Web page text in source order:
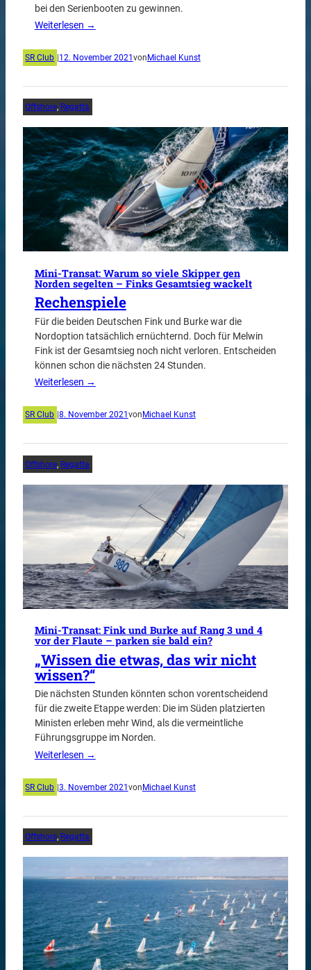
bei den Serienbooten zu gewinnen.
Weiterlesen →
SR Club 12. November 2021 von Michael Kunst
Offshore, Regatta
Mini-Transat: Warum so viele Skipper gen
Norden segelten – Finks Gesamtsieg wackelt
Rechenspiele
Für die beiden Deutschen Fink und Burke war die
Nordoption tatsächlich ernüchternd. Doch für Melwin
Fink ist der Gesamtsieg noch nicht verloren. Entscheiden
können schon die nächsten 24 Stunden.
Weiterlesen →
SR Club 8. November 2021 von Michael Kunst
Offshore, Regatta
Mini-Transat: Fink und Burke auf Rang 3 und 4
vor der Flaute – parken sie bald ein?
„Wissen die etwas, das wir nicht
wissen?“
Die nächsten Stunden könnten schon vorentscheidend
für die zweite Etappe werden: Die im Süden platzierten
Ministen erleben mehr Wind, als die vermeintliche
Führungsgruppe im Norden.
Weiterlesen →
SR Club |3. November 2021vonMichael Kunst
Offshore, Regatta